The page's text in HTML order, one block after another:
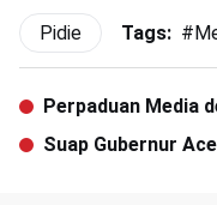
Pidie Tags: #
Perpaduan Media
Robojournalism
Suap Gubernur